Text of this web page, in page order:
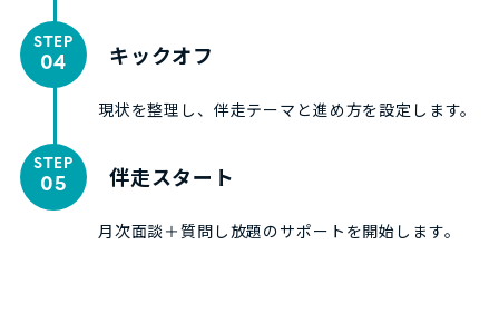
STEP
04 キックオフ
現状を整理し、伴走テーマと進め方を設定します。
STEP
05 伴走スタート
月次面談＋質問し放題のサポートを開始します。